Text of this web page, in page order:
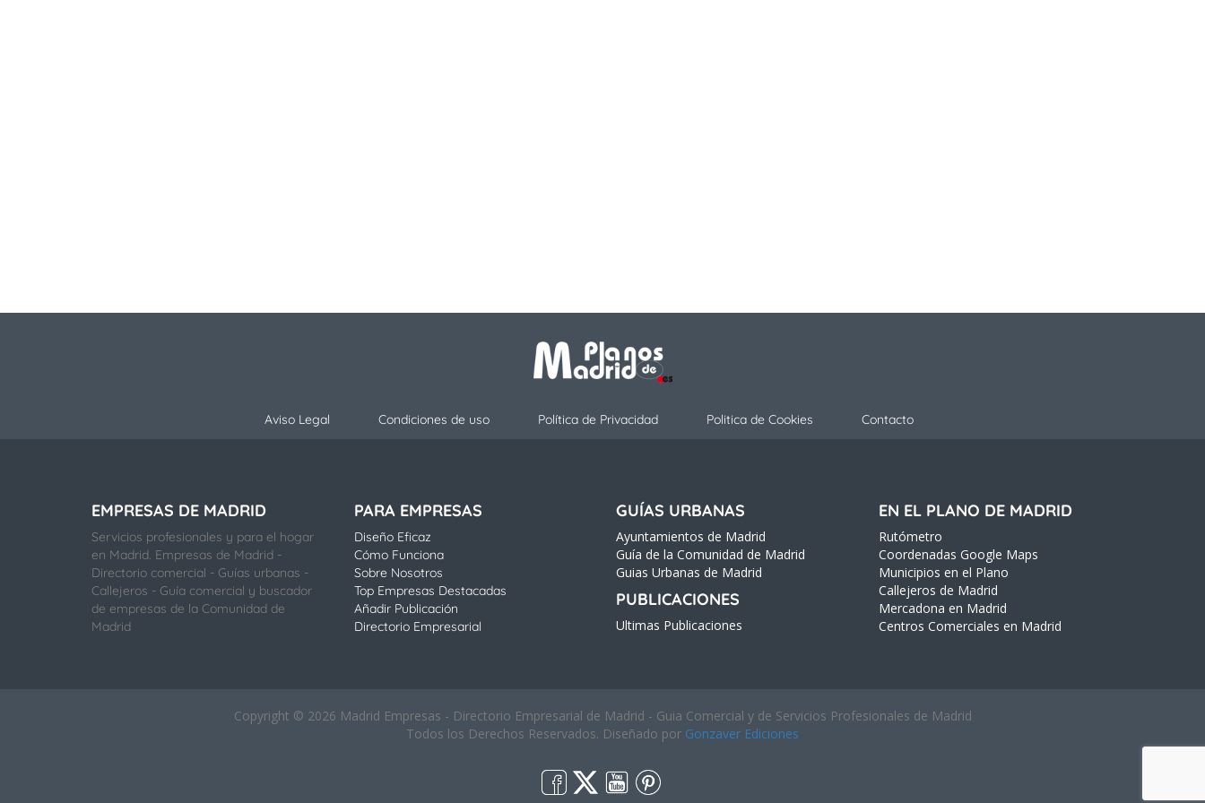
Aviso Legal Condiciones de uso Política de Privacidad Politica de Cookies Contacto
EMPRESAS DE MADRID
Servicios profesionales y para el hogar
en Madrid. Empresas de Madrid -
Directorio comercial - Guías urbanas -
Callejeros - Guía comercial y buscador
de empresas de la Comunidad de
Madrid
PARA EMPRESAS
Diseño Eficaz
Cómo Funciona
Sobre Nosotros
Top Empresas Destacadas
Añadir Publicación
Directorio Empresarial
GUÍAS URBANAS
Ayuntamientos de Madrid
Guía de la Comunidad de Madrid
Guias Urbanas de Madrid
PUBLICACIONES
Ultimas Publicaciones
EN EL PLANO DE MADRID
Rutómetro
Coordenadas Google Maps
Municipios en el Plano
Callejeros de Madrid
Mercadona en Madrid
Centros Comerciales en Madrid
Copyright © 2026 Madrid Empresas - Directorio Empresarial de Madrid - Guia Comercial y de Servicios Profesionales de Madrid
Todos los Derechos Reservados. Diseñado por Gonzaver Ediciones